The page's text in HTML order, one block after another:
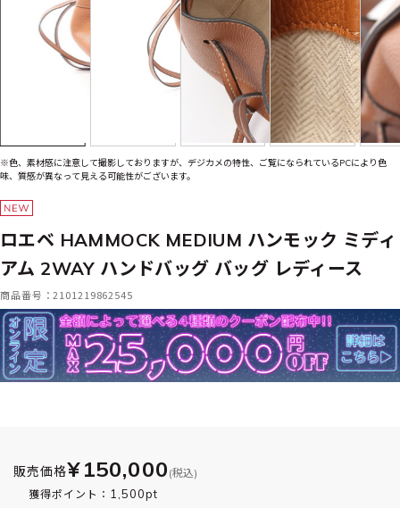
※色、素材感に注意して撮影しておりますが、デジカメの特性、ご覧になられているPCにより色
味、質感が異なって見える可能性がございます。
ロエベ HAMMOCK MEDIUM ハンモック ミディ
アム 2WAY ハンドバッグ バッグ レディース
商品番号：2101219862545
販売価格¥150,000 (税込)
獲得ポイント： 1,500pt